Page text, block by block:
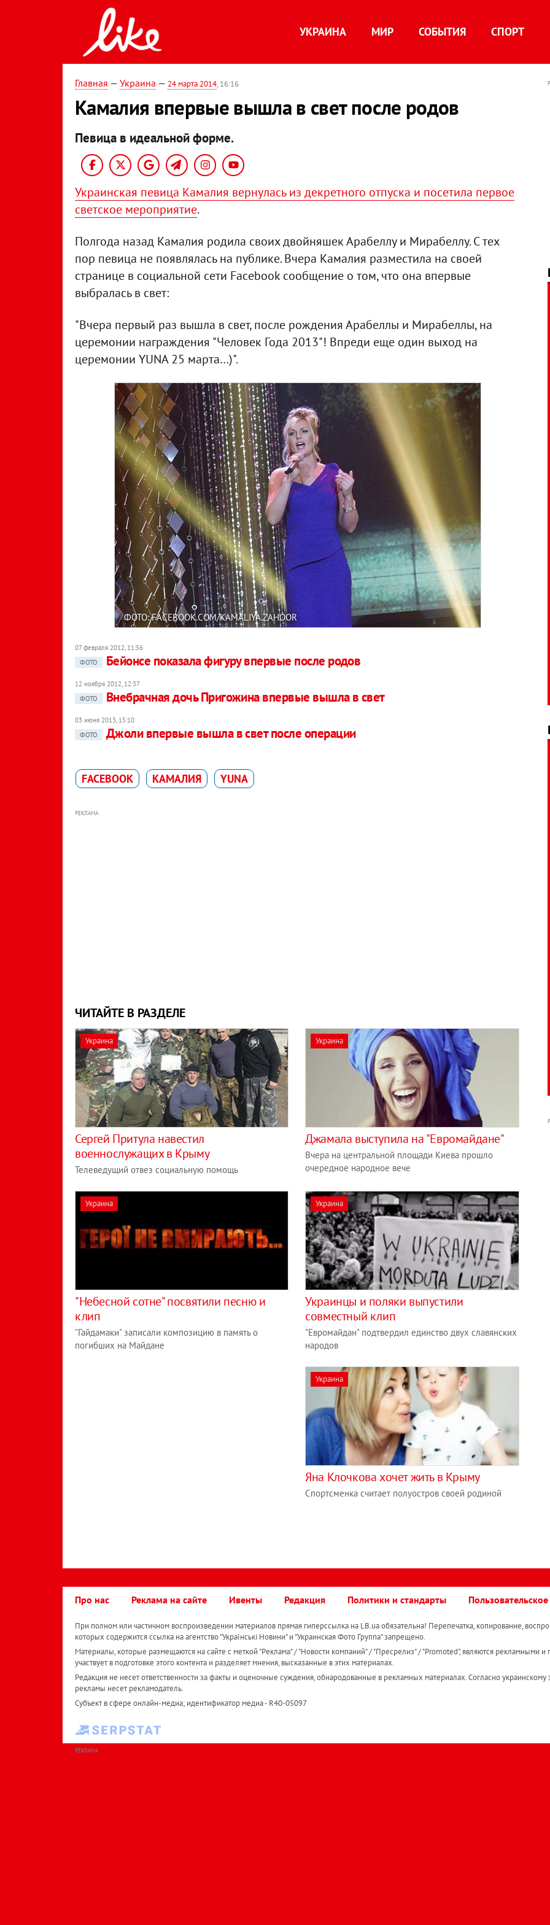
УКРАИНА МИР СОБЫТИЯ СПОРТ
Главная — Украина — 24 марта 2014, 16:16
Камалия впервые вышла в свет после родов
Певица в идеальной форме.
Украинская певица Камалия вернулась из декретного отпуска и посетила первое
светское мероприятие.
Полгода назад Камалия родила своих двойняшек Арабеллу и Мирабеллу. С тех
пор певица не появлялась на публике. Вчера Камалия разместила на своей
странице в социальной сети Facebook сообщение о том, что она впервые
выбралась в свет:
"Вчера первый раз вышла в свет, после рождения Арабеллы и Мирабеллы, на
церемонии награждения "Человек Года 2013"! Впреди еще один выход на
церемонии YUNA 25 марта…)".
ФОТО: FACEBOOK.COM/KAMALIYA.ZAHOOR
07 февраля 2012, 11:56
ФОТО
Бейонсе показала фигуру впервые после родов
12 ноября 2012, 12:37
ФОТО
Внебрачная дочь Пригожина впервые вышла в свет
03 июня 2013, 15:10
ФОТО
Джоли впервые вышла в свет после операции
FACEBOOK КАМАЛИЯ YUNA
РЕКЛАМА
ЧИТАЙТЕ В РАЗДЕЛЕ
Украина
Сергей Притула навестил
военнослужащих в Крыму
Телеведущий отвез социальную помощь
Украина
Джамала выступила на "Евромайдане"
Вчера на центральной площади Киева прошло
очередное народное вече
Украина
"Небесной сотне" посвятили песню и
клип
"Гайдамаки" записали композицию в память о
погибших на Майдане
Украина
Украинцы и поляки выпустили
совместный клип
"Евромайдан" подтвердил единство двух славянских
народов
Украина
Яна Клочкова хочет жить в Крыму
Спортсменка считает полуостров своей родиной
Про нас Реклама на сайте Ивенты Редакция Политики и стандарты
При полном или частичном воспроизведении материалов прямая гиперссылка на LB.ua обязательна! Перепечатка, копирование,
которых содержится ссылка на агентство "Українськi Новини" и "Украинская Фото Группа" запрещено.
Материалы, которые размещаются на сайте с меткой "Реклама" / "Новости компаний" / "Пресрелиз" / "Promoted", являются рекламными и
участвует в подготовке этого контента и разделяет мнения, высказанные в этих материалах.
Редакция не несет ответственности за факты и оценочные суждения, обнародованные в рекламных материалах. Согласно украинскому
рекламы несет рекламодатель.
Субъект в сфере онлайн-медиа; идентификатор медиа - R40-05097
РЕКЛАМА